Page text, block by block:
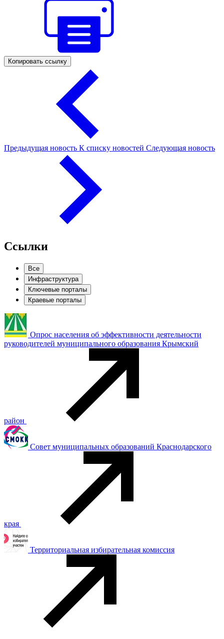
Копировать ссылку
Предыдущая новость К списку новостей Следующая новость
Ссылки
Все
Инфраструктура
Ключевые порталы
Краевые порталы
Опрос населения об эффективности деятельности
руководителей муниципального образования Крымский
район
Совет муниципальных образований Краснодарского
края
Территориальная избирательная комиссия